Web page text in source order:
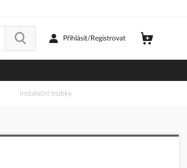
Přihlásit/Registrovat
Instalační trubky